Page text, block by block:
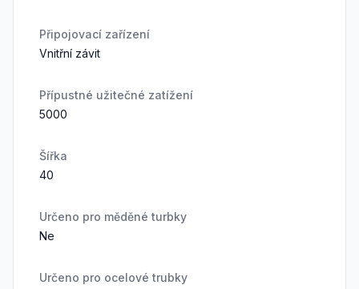
Připojovací zařízení
Vnitřní závit
Přípustné užitečné zatížení
5000
Šířka
40
Určeno pro měděné turbky
Ne
Určeno pro ocelové trubky